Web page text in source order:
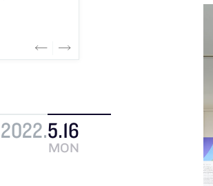
2022.5.16
MON